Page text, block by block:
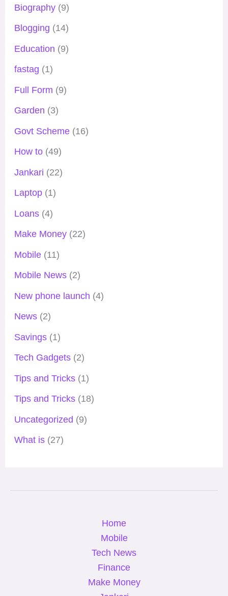
Biography(9)
Blogging (14)
Education (9)
fastag (1)
Full Form (9)
Garden (3)
Govt Scheme(16)
How to(49)
Jankari (22)
Laptop(1)
Loans(4)
Make Money(22)
Mobile(11)
Mobile News(2)
New phone launch (4)
News(2)
Savings(1)
Tech Gadgets(2)
Tips and Tricks(1)
Tips and Tricks(18)
Uncategorized (9)
What is(27)
Home
Mobile
Tech News
Finance
Make Money